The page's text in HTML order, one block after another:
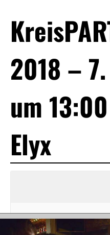
2018 –
um
Elyx